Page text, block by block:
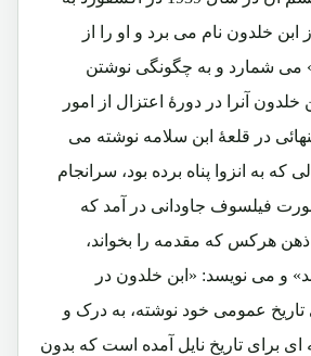
خلدون نام می برد و او را از
می شمارد و به چگونگی نوشتن
خلدون آنرا در دورۀ اعتزال از امور
در قلعۀ ابن سلامه نوشته می
که به انزوا پناه برده بود، سرانجام
فیلسوف جاودانی در آمد که
هرکس که مقدمه را بخواند،
و می نویسد: «ابن خلدون در
تاریخ عمومی خود نوشته، به درک و
ای برای تاریخ نایل آمده است که بدون